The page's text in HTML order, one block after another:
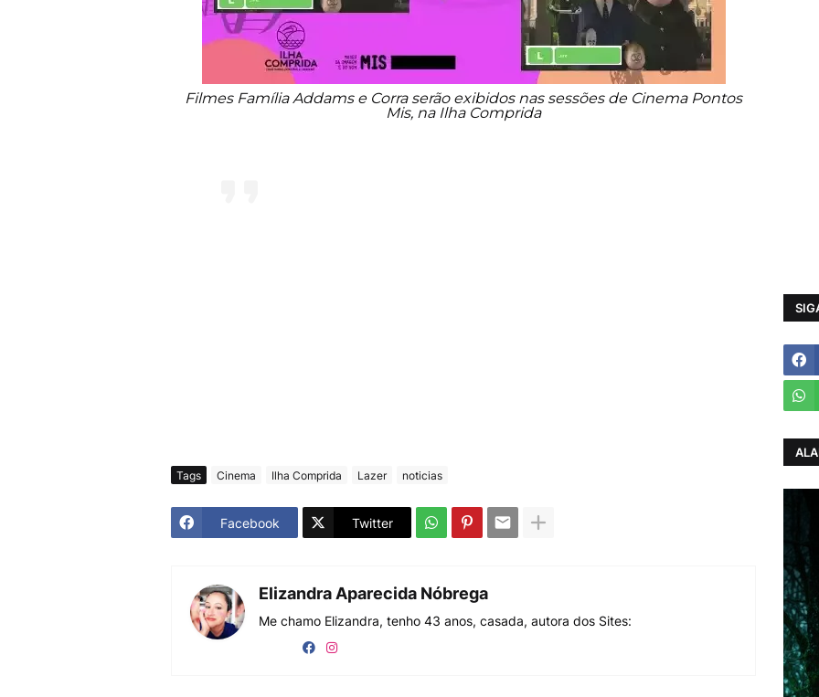
Filmes Família Addams e Corra serão exibidos nas sessões de Cinema Pontos
Mis, na Ilha Comprida
Tags Cinema Ilha Comprida Lazer noticias
Facebook Twitter
Elizandra Aparecida Nóbrega
Me chamo Elizandra, tenho 43 anos, casada, autora dos Sites: